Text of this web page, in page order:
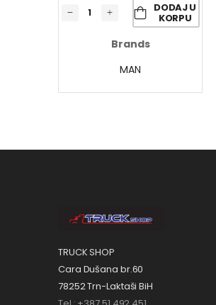
DODAJ U
KORPU
Brands
MAN
TRUCK SHOP
Cara Dušana br.60
78252 Trn-Laktaši BiH